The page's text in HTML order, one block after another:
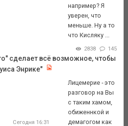
например? Я
уверен, что
меньше. Ну а то
что Кисляку ...
2838 145
сделает всё возможное, чтобы
Энрике"
Сегодня 16:31
Лицемерие - это
разговор на Вы
с таким хамом,
обиженнкой и
демагогом как